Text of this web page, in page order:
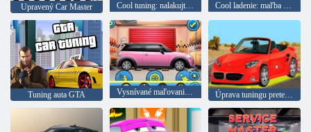
Upravený Car Master Cool tuning: nalakujte auto Cool ladenie: maľba auta
Tuning auta GTA Vysnívané maľovanie auta Úprava tuningu pretekárskeho auta